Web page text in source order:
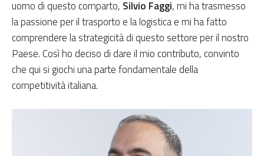
uomo di questo comparto, Silvio Faggi, mi ha trasmesso
la passione per il trasporto e la logistica e mi ha fatto
comprendere la strategicità di questo settore per il nostro
Paese. Così ho deciso di dare il mio contributo, convinto
che qui si giochi una parte fondamentale della
competitività italiana.